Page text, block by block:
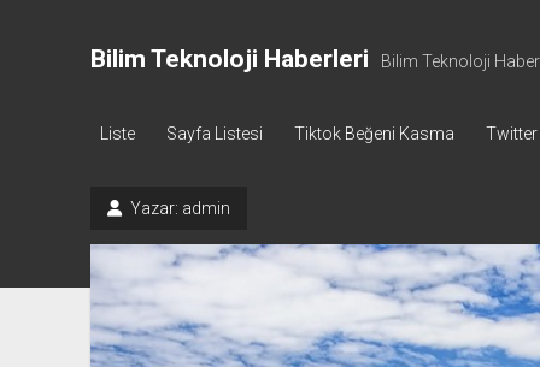
Bilim Teknoloji Haberleri Bilim Teknoloji
Liste Sayfa Listesi Tiktok Beğeni Kasma Twitter
Yazar: admin